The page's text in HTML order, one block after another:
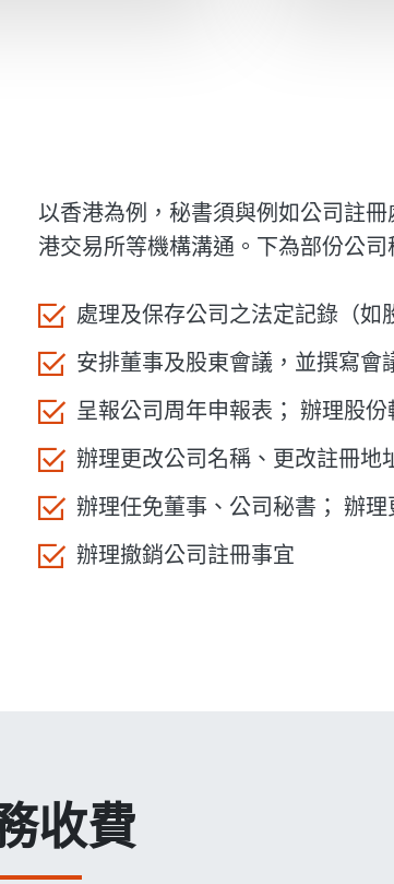
以香港為例，秘書須與例如公司註
港交易所等機構溝通。 下為部份公司
處理及保存公司之法定記錄（如
安排董事及股東會議，並撰寫會
呈報公司周年申報表； 辦理股
辦理更改公司名稱、更改註冊地
辦理任免董事、公司秘書； 辦
辦理撤銷公司註冊事宜
收費